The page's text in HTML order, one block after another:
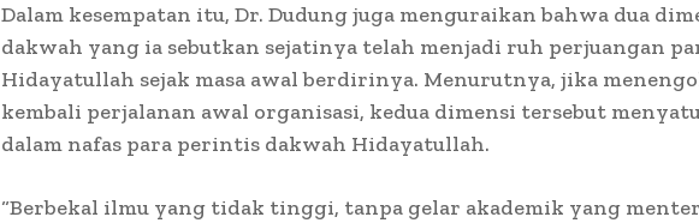
Dalam kesempatan itu, Dr. Dudung juga menguraikan bahwa dua
dakwah yang ia sebutkan sejatinya telah menjadi ruh perjuangan
Hidayatullah sejak masa awal berdirinya. Menurutnya, jika
kembali perjalanan awal organisasi, kedua dimensi tersebut
dalam nafas para perintis dakwah Hidayatullah.
“Berbekal ilmu yang tidak tinggi, tanpa gelar akademik yang